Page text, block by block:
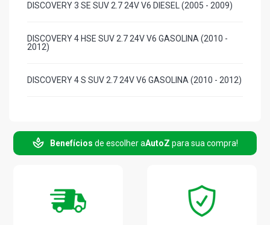
DISCOVERY 3 SE SUV 2.7 24V V6 DIESEL (2005 - 2009)
DISCOVERY 4 HSE SUV 2.7 24V V6 GASOLINA (2010 -
2012)
DISCOVERY 4 S SUV 2.7 24V V6 GASOLINA (2010 - 2012)
DISCOVERY 3 S SUV 4.0 24V V6 GASOLINA (2005 - 2009)
DISCOVERY 3 SE SUV 4.0 24V V6 GASOLINA (2005 -
Benefícios de escolher aAutoZ para sua compra!